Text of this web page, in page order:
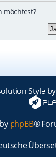
möchtest?
Style by
phpBB®